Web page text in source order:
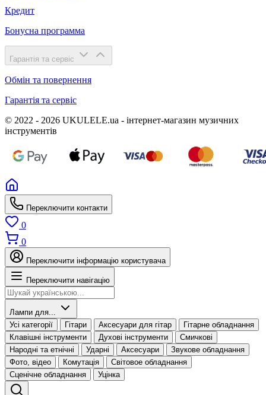
Кредит
Бонусна программа
Гарантія та сервіс
Обмін та повернення
Гарантія та сервіс
© 2022 - 2026 UKULELE.ua - інтернет-магазин музичних
інструментів
Переключити контакти
0
0
Переключити інформацію користувача
Переключити навігацію
Лампи для...
Усі категорії
Гітари Аксесуари для гітар
Гітарне обладнання
Клавішні інструменти
Духові інструменти
Смичкові
Народні та етнічні
Ударні Аксесуари
Звукове обладнання
Фото, відео
Комутація
Світовое обладнання
Сценічне обладнання
Уцінка